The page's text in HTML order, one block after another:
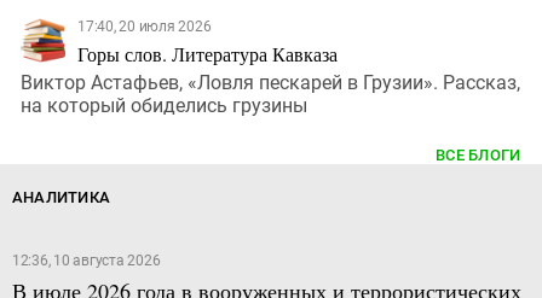
17:40, 20 июля 2026
Горы слов. Литература Кавказа
Виктор Астафьев, «Ловля пескарей в Грузии». Рассказ,
на который обиделись грузины
ВСЕ БЛОГИ
АНАЛИТИКА
12:36, 10 августа 2026
В июле 2026 года в вооруженных и террористических